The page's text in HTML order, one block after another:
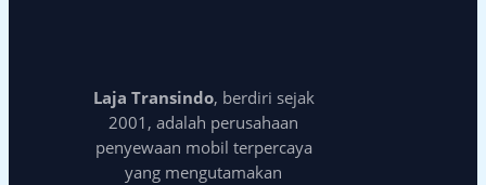
Laja Transindo, berdiri sejak
2001, adalah perusahaan
penyewaan mobil terpercaya
yang mengutamakan